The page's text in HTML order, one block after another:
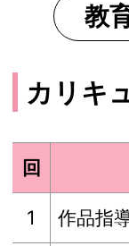
教
カリキ
回
1 作品指